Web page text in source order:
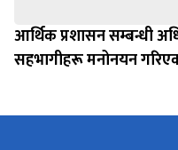
आर्थिक प्रशासन सम्बन्धी
सहभागीहरू मनोनयन